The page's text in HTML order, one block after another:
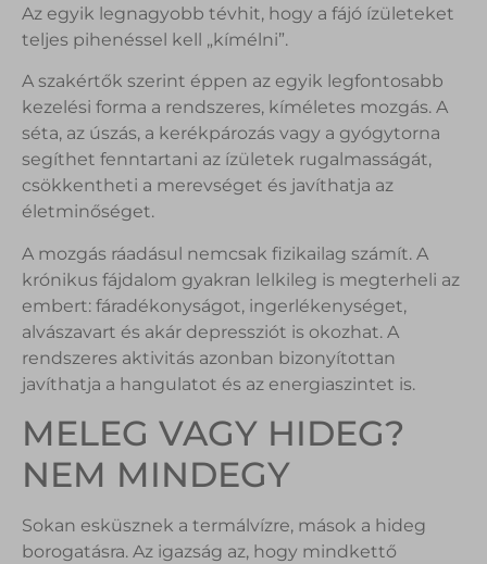
Az egyik legnagyobb tévhit, hogy a fájó ízületeket
teljes pihenéssel kell „kímélni”.
A szakértők szerint éppen az egyik legfontosabb
kezelési forma a rendszeres, kíméletes mozgás. A
séta, az úszás, a kerékpározás vagy a gyógytorna
segíthet fenntartani az ízületek rugalmasságát,
csökkentheti a merevséget és javíthatja az
életminőséget.
A mozgás ráadásul nemcsak fizikailag számít. A
krónikus fájdalom gyakran lelkileg is megterheli az
embert: fáradékonyságot, ingerlékenységet,
alvászavart és akár depressziót is okozhat. A
rendszeres aktivitás azonban bizonyítottan
javíthatja a hangulatot és az energiaszintet is.
MELEG VAGY HIDEG?
NEM MINDEGY
Sokan esküsznek a termálvízre, mások a hideg
borogatásra. Az igazság az, hogy mindkettő